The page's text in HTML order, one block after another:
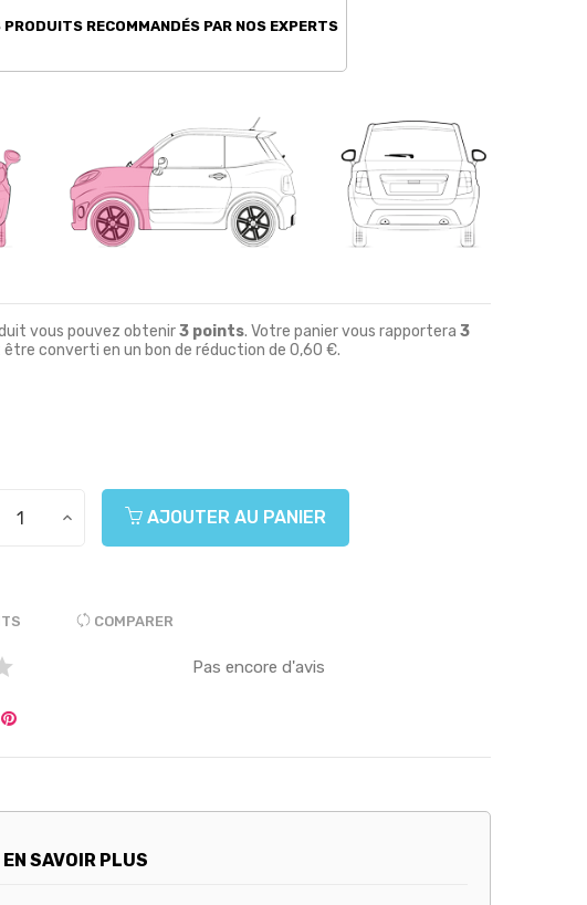
PRODUITS RECOMMANDÉS PAR NOS EXPERTS
vous pouvez obtenir3 points. Votre panier vous rapportera 3
converti en un bon de réduction de 0,60 €.
AJOUTER AU PANIER
COMPARER
Pas encore d'avis
EN SAVOIR PLUS